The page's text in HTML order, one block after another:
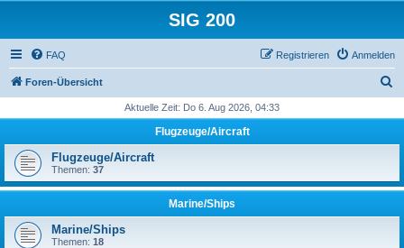
SIG 200
FAQ Anmelden
Registrieren
Foren-Übersicht
h
Aktuelle Zeit: Do 6. Aug 2026, 04:33
Flugzeuge/Aircraft
Flugzeuge/Aircraft
Themen: 37
Marine/Ships
Marine/Ships
Themen: 18